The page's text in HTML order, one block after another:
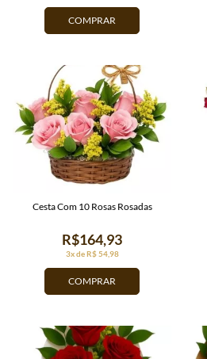
COMPRAR
COMPRAR
3x de R$ 54,98
R$164,93
Cesta Com 10 Rosas Rosadas